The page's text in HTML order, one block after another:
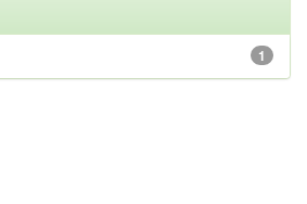
1